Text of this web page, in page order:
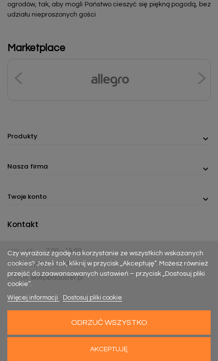
ogrodów, tak, aby mogli Państwo cieszyć się piękną pogodą, bez
udziału nieproszonych gości
Marketplace
Produkty
Nasza firma
Twoje konto
Czy wyrażasz zgodę na korzystanie ze wszystkich wskazanych
cookies? Jeżeli tak, kliknij w przycisk „Akceptuję”. Możesz również
przejść do zaawansowanych ustawień – przycisk „Dostosuj pliki
cookie”.
Więcej informacji
Dostosuj pliki cookie
ODRZUĆ WSZYSTKO
AKCEPTUJĘ
Kontakt
pon. - pt.
7:00 - 15:00
Telefon:(+48) 737 305 306
E-mail: sklep@dabster.pl
MiyoStudio